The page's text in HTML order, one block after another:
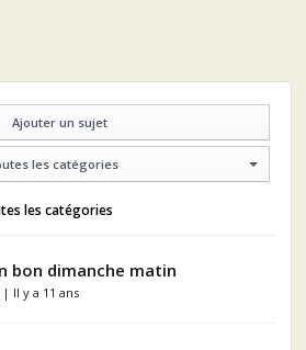
Ajouter un sujet
les catégories
les catégories
bon dimanche matin
| Il y a 11 ans